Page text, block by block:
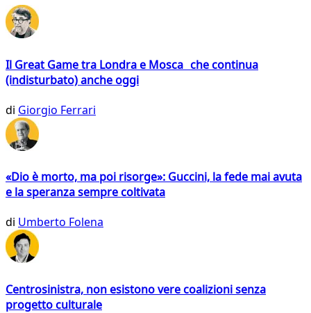
Il Great Game tra Londra e Mosca che continua
(indisturbato) anche oggi
di Giorgio Ferrari
«Dio è morto, ma poi risorge»: Guccini, la fede mai avuta
e la speranza sempre coltivata
di Umberto Folena
Centrosinistra, non esistono vere coalizioni senza
progetto culturale